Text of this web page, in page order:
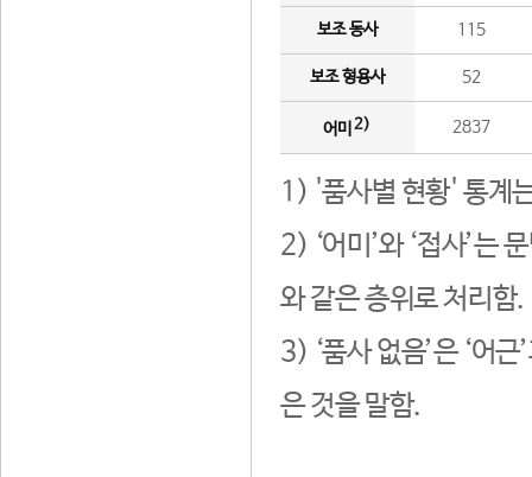
보조 동사 115
보조 형용사 52
어미 2) 2837
1) '품사별 현황' 통계
2) ‘어미’와 ‘접사’는
와 같은 층위로 처리함.
3) ‘품사 없음’은 ‘어
은 것을 말함.